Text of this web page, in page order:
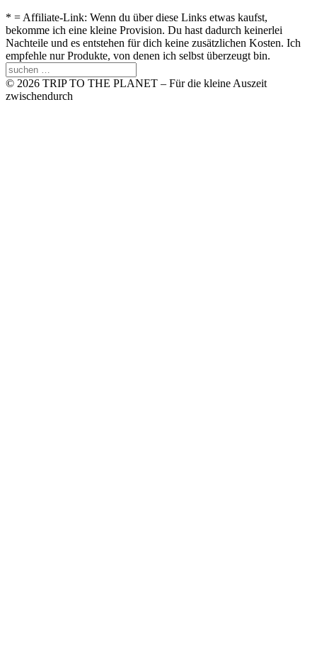
* = Affiliate-Link: Wenn du über diese Links etwas kaufst,
bekomme ich eine kleine Provision. Du hast dadurch keinerlei
Nachteile und es entstehen für dich keine zusätzlichen Kosten. Ich
empfehle nur Produkte, von denen ich selbst überzeugt bin.
© 2026 TRIP TO THE PLANET – Für die kleine Auszeit
zwischendurch